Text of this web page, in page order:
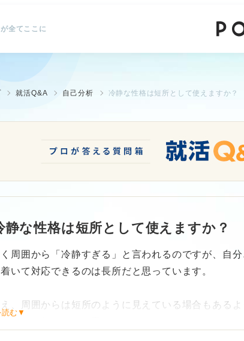
全てここに
就活Q&A 自己分析 冷静な性格は短所として使えますか？
静な性格は短所として使えますか？
周囲から「冷静すぎる」と言われるのですが、自
いて対応できるのは長所だと思っています。
え、周囲からは短所のように見えている場合もある
む▼